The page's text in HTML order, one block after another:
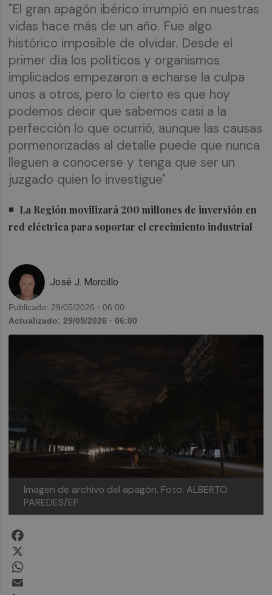
"El gran apagón ibérico irrumpió en nuestras
vidas hace más de un año. Fue algo
histórico imposible de olvidar. Desde el
primer día los políticos y organismos
implicados empezaron a echarse la culpa
unos a otros, pero lo cierto es que hoy
podemos decir que sabemos casi a la
perfección lo que ocurrió, aunque las causas
pormenorizadas al detalle puede que nunca
lleguen a conocerse y tenga que ser un
juzgado quien lo investigue"
La Región movilizará 200 millones de inversión en
red eléctrica para soportar el crecimiento industrial
José J. Morcillo
Publicado: 29/05/2026 · 06:00
Actualizado: 29/05/2026 · 06:00
Imagen de archivo del apagón. Foto: ALBERTO
PAREDES/EP